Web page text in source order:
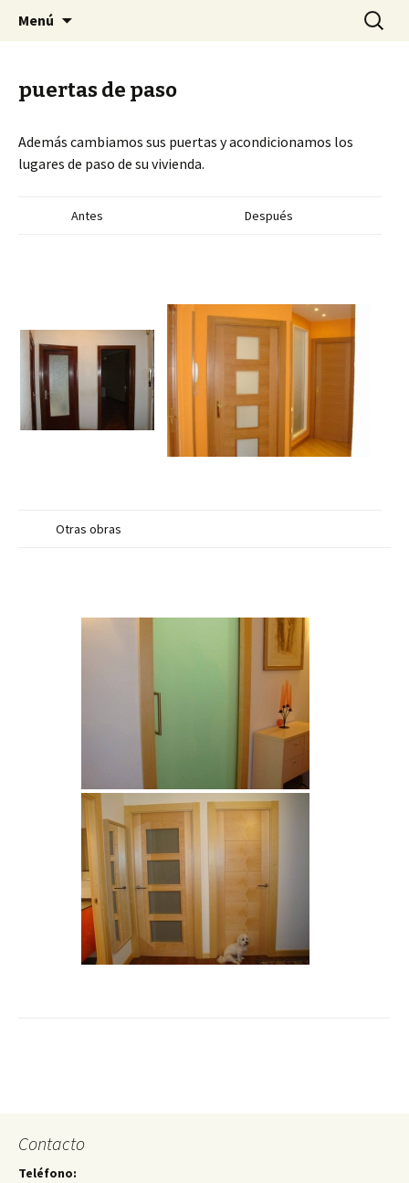
IMBUARAN COCINAS
Cocinas
Menú Buscar:
puertas de paso
Además cambiamos sus puertas y acondicionamos los
lugares de paso de su vivienda.
Antes Después
Otras obras
Contacto
Teléfono: